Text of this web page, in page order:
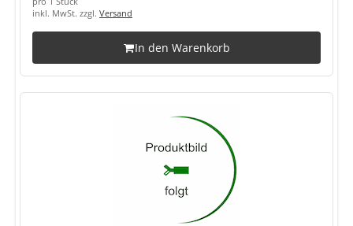
inkl. MwSt. zzgl. Versand
In den Warenkorb